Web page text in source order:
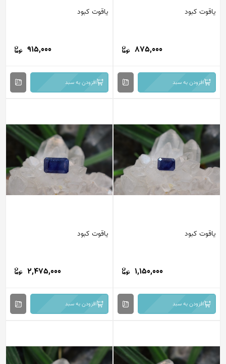
یاقوت کبود
875,000
افزودن به سبد
یاقوت کبود
915,000
افزودن به سبد
یاقوت کبود
1,150,000
افزودن به سبد
یاقوت کبود
2,475,000
افزودن به سبد